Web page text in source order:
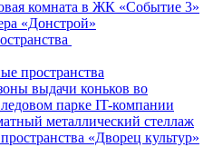
комната в ЖК «Событие 3»
«Донстрой»
пространства
выдачи коньков во
парке IT-компании
металлический стеллаж
«Дворец культур»